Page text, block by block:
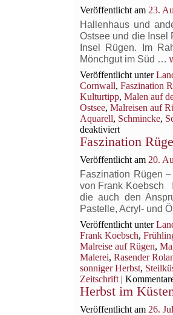
im
herbstlichen
Philippshagen
Veröffentlicht am 23.
Hallenhaus und
Ostsee und die Insel
Insel Rügen. Im
Mönchgut im Süd …
Veröffentlicht unter
Cornwall, Faszination
Kulturtipp, Malen auf
Ostsee, Malreisen auf
Aquarell, Schmincke,
deaktiviertfür
Hallenhaus
andere
historische
Gebäude
in
Middelhagen
Faszination
Veröffentlicht am 20.
Faszination Rügen
von Frank Koebsch
die auch den
Pastelle, Acryl- und
Veröffentlicht unter
Frank Koebsch,
Malreise auf Rügen,
Malerei, Rasender
sonniger Herbst,
Zeitschrift |
Herbst im
Veröffentlicht am 26.